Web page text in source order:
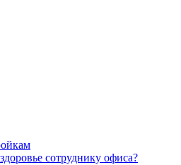
сотруднику офиса?